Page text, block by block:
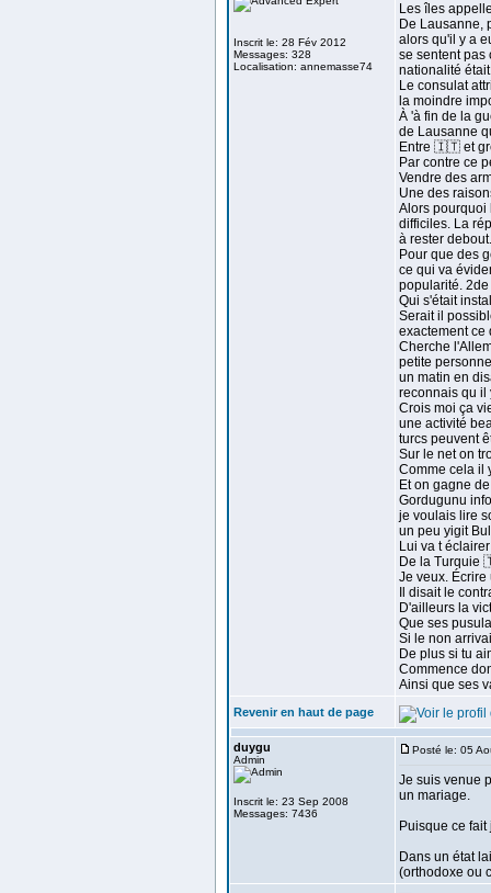
Inscrit le: 28 Fév 2012
Messages: 328
Localisation: annemasse74
Les îles
De Lausanne,
alors qu'il y a
se sentent pas
nationalité
Le consulat
la moindre
À 'à fin de la
de Lausanne
Entre 🇮🇹 et
Par contre ce
Vendre des
Une des
Alors pourquoi
difficiles. La
à rester
Pour que des
ce qui va
popularité.
Qui s'était
Serait il
exactement ce
Cherche
petite
un matin en
reconnais qu il
Crois moi ça
une activité
turcs peuvent
Sur le net on
Comme cela il
Et on gagne
Gordugunu
je voulais lire
un peu yigit
Lui va t
De la Turquie
Je veux. Écrire
Il disait le
D'ailleurs la
Que ses
Si le non
De plus si tu
Commence
Ainsi que ses
Revenir en haut de page
duygu
Admin
Inscrit le: 23 Sep 2008
Messages: 7436
Posté le: 05
Je suis venue
un mariage.
Puisque ce
Dans un état
(orthodoxe ou